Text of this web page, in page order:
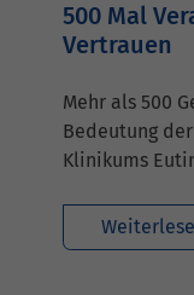
500 Mal
Vertrauen
Mehr als 500
Bedeutung
Klinikums